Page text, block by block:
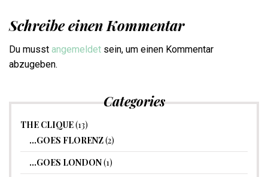
Schreibe einen Kommentar
Du musst angemeldet sein, um einen Kommentar
abzugeben.
Categories
THE CLIQUE(13)
…GOES FLORENZ(2)
…GOES LONDON(1)